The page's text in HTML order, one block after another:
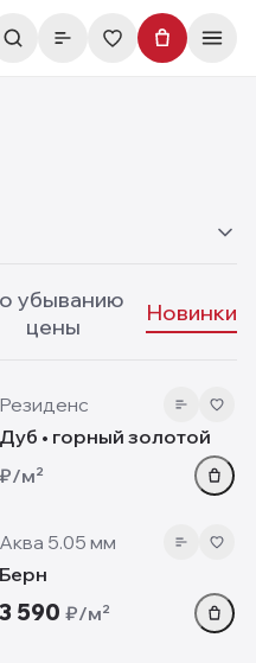
убыванию
цены
Новинки
new
Резиденс
Дуб • горный золотой
₽/м²
5.05 мм
Аква 5.05 мм
Берн
3 590 ₽/м²